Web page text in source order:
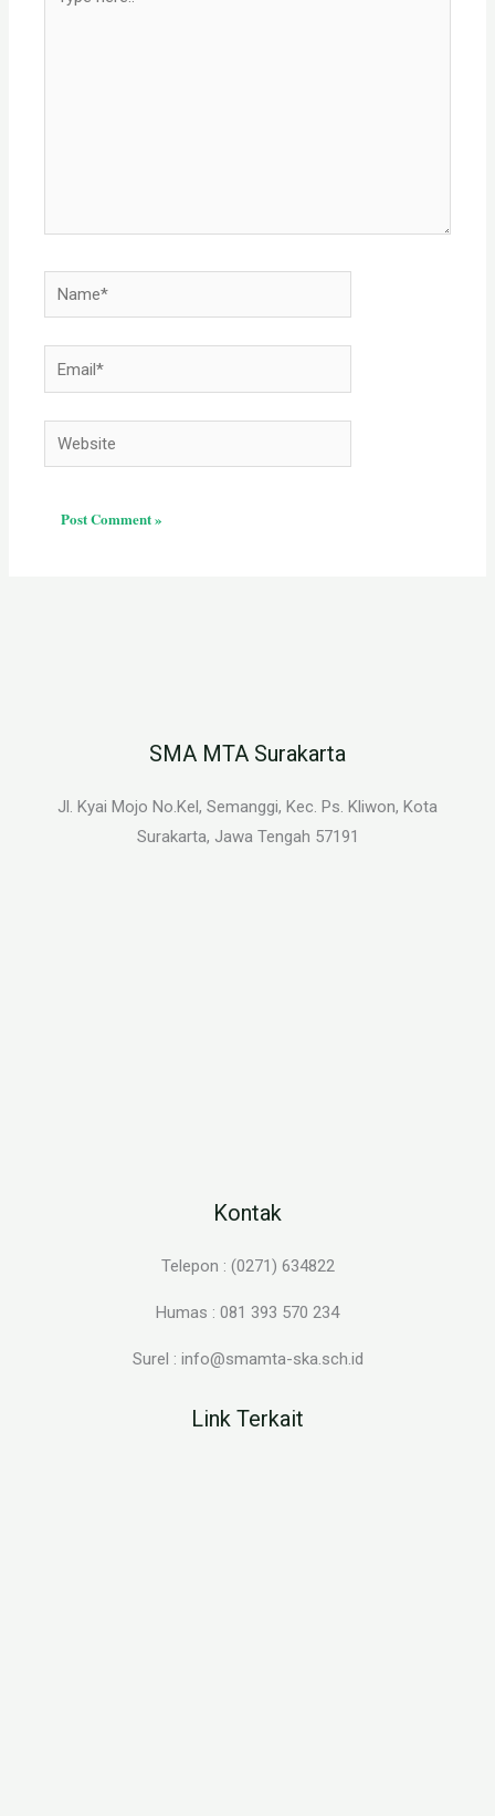
here..
Name*
Email*
Website
SMA MTA Surakarta
Jl. Kyai Mojo No.Kel, Semanggi, Kec. Ps. Kliwon, Kota
Surakarta, Jawa Tengah 57191
Kontak
Telepon : (0271) 634822
Humas : 081 393 570 234
Surel : info@smamta-ska.sch.id
Link Terkait